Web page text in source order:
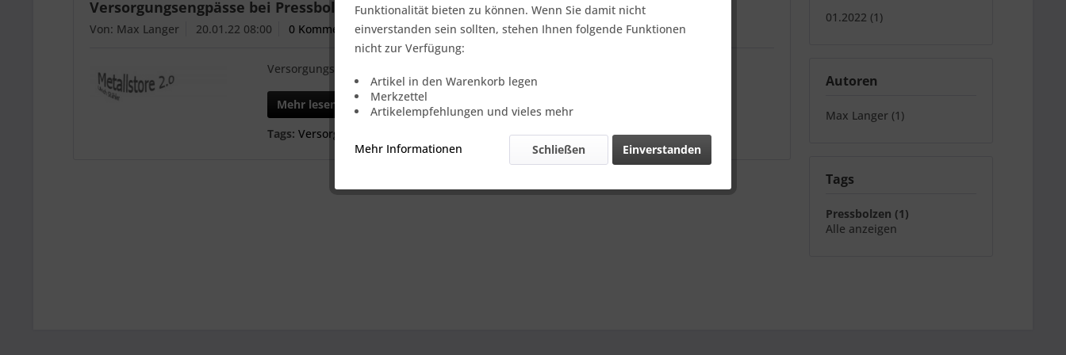
01.2022 (1)
Autoren
Max Langer (1)
Tags
Pressbolzen (1)
Alle anzeigen
Versorgungsengpässe bei Pressbolzen
Von: Max Langer 20.01.22 08:00 0 Kommentare
Versorgungsengpässe bei Aluminium-Pressbolzen
Mehr lesen
Tags: Versorgungsengpässe
Funktionalität bieten zu können. Wenn Sie damit nicht
einverstanden sein sollten, stehen Ihnen folgende Funktionen
nicht zur Verfügung:
Artikel in den Warenkorb legen
Merkzettel
Artikelempfehlungen und vieles mehr
Mehr Informationen Einverstanden
Schließen